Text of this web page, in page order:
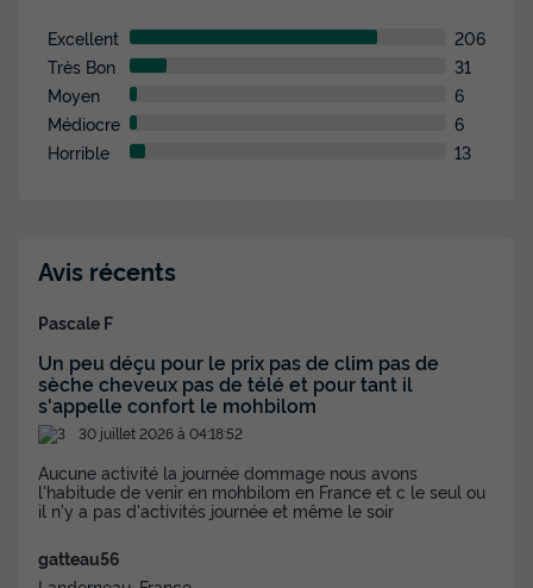
35m²
Terrasse semi-couverte
Réfrigérateur
du19/09/2026au
Meilleur prix pour 7 nuits
395 €
316 € -20%
d'économie
Excellent
206
Très Bon
31
Moyen
6
Médiocre
6
Horrible
13
Avis récents
Pascale F
Un peu déçu pour le prix pas de clim pas de
sèche cheveux pas de télé et pour tant il
s'appelle confort le mohbilom
30 juillet 2026 à 04:18:52
Aucune activité la journée dommage nous avons
l'habitude de venir en mohbilom en France et c le seul ou
il n'y a pas d'activités journée et même le soir
gatteau56